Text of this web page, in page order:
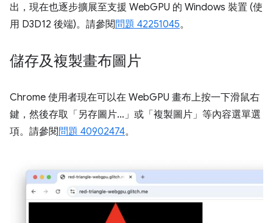
出，現在也逐步擴展至支援 WebGPU 的 Windows 裝置 (使
用 D3D12 後端)。請參閱問題 42251045。
儲存及複製畫布圖片
Chrome 使用者現在可以在 WebGPU 畫布上按一下滑鼠右
鍵，然後存取「另存圖片…」 或「複製圖片」 等內容選單選
項。請參閱問題 40902474。